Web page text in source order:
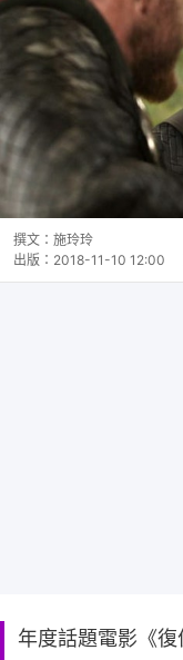
撰文： 施玲玲
出版： 2018-11-10 12:00
年度話題電影《